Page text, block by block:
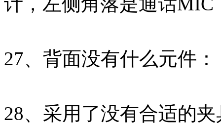
27、背面没有什么元件：
28、采用了没有合适的